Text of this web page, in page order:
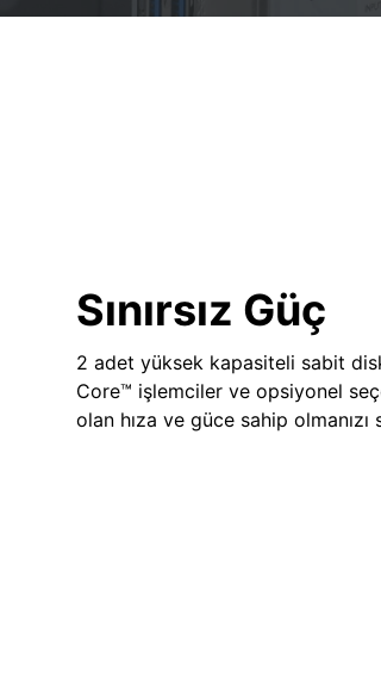
Sınırsız Güç
2 adet yüksek kapasiteli sabit
Core™ işlemciler ve opsiyonel
olan hıza ve güce sahip olmanızı